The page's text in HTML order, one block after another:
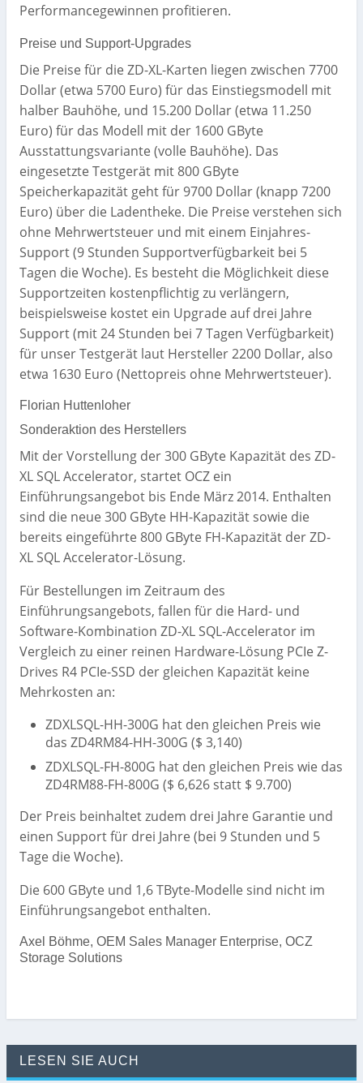
Performancegewinnen profitieren.
Preise und Support-Upgrades
Die Preise für die ZD-XL-Karten liegen zwischen 7700
Dollar (etwa 5700 Euro) für das Einstiegsmodell mit
halber Bauhöhe, und 15.200 Dollar (etwa 11.250
Euro) für das Modell mit der 1600 GByte
Ausstattungsvariante (volle Bauhöhe). Das
eingesetzte Testgerät mit 800 GByte
Speicherkapazität geht für 9700 Dollar (knapp 7200
Euro) über die Ladentheke. Die Preise verstehen sich
ohne Mehrwertsteuer und mit einem Einjahres-
Support (9 Stunden Supportverfügbarkeit bei 5
Tagen die Woche). Es besteht die Möglichkeit diese
Supportzeiten kostenpflichtig zu verlängern,
beispielsweise kostet ein Upgrade auf drei Jahre
Support (mit 24 Stunden bei 7 Tagen Verfügbarkeit)
für unser Testgerät laut Hersteller 2200 Dollar, also
etwa 1630 Euro (Nettopreis ohne Mehrwertsteuer).
Florian Huttenloher
Sonderaktion des Herstellers
Mit der Vorstellung der 300 GByte Kapazität des ZD-
XL SQL Accelerator, startet OCZ ein
Einführungsangebot bis Ende März 2014. Enthalten
sind die neue 300 GByte HH-Kapazität sowie die
bereits eingeführte 800 GByte FH-Kapazität der ZD-
XL SQL Accelerator-Lösung.
Für Bestellungen im Zeitraum des
Einführungsangebots, fallen für die Hard- und
Software-Kombination ZD-XL SQL-Accelerator im
Vergleich zu einer reinen Hardware-Lösung PCIe Z-
Drives R4 PCIe-SSD der gleichen Kapazität keine
Mehrkosten an:
ZDXLSQL-HH-300G hat den gleichen Preis wie
das ZD4RM84-HH-300G ($ 3,140)
ZDXLSQL-FH-800G hat den gleichen Preis wie das
ZD4RM88-FH-800G ($ 6,626 statt $ 9.700)
Der Preis beinhaltet zudem drei Jahre Garantie und
einen Support für drei Jahre (bei 9 Stunden und 5
Tage die Woche).
Die 600 GByte und 1,6 TByte-Modelle sind nicht im
Einführungsangebot enthalten.
Axel Böhme, OEM Sales Manager Enterprise, OCZ
Storage Solutions
LESEN SIE AUCH